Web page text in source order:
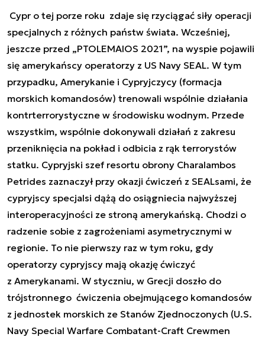
Cypr o tej porze roku zdaje się rzyciągać siły operacji
specjalnych z różnych państw świata. Wcześniej,
jeszcze przed „PTOLEMAIOS 2021”, na wyspie pojawili
się amerykańscy operatorzy z US Navy SEAL. W tym
przypadku, Amerykanie i Cypryjczycy (formacja
morskich komandosów) trenowali wspólnie działania
kontrterrorystyczne w środowisku wodnym. Przede
wszystkim, wspólnie dokonywali działań z zakresu
przeniknięcia na pokład i odbicia z rąk terrorystów
statku. Cypryjski szef resortu obrony Charalambos
Petrides zaznaczył przy okazji ćwiczeń z SEALsami, że
cypryjscy specjalsi dążą do osiągniecia najwyższej
interoperacyjności ze stroną amerykańską. Chodzi o
radzenie sobie z zagrożeniami asymetrycznymi w
regionie. To nie pierwszy raz w tym roku, gdy
operatorzy cypryjscy mają okazję ćwiczyć
z Amerykanami. W styczniu, w Grecji doszło do
trójstronnego ćwiczenia obejmującego komandosów
z jednostek morskich ze Stanów Zjednoczonych (U.S.
Navy Special Warfare Combatant-Craft Crewmen